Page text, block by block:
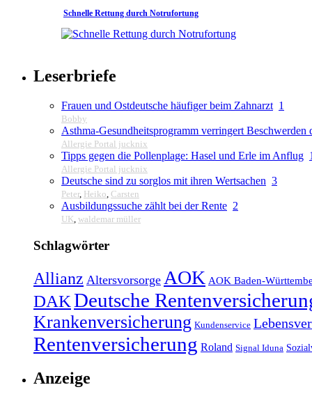
Schnelle Rettung durch Notrufortung
Leserbriefe
Frauen und Ostdeutsche häufiger beim Zahnarzt 1
Bobby
Asthma-Gesundheitsprogramm verringert Beschwerden
Allergie Portal jucknix
Tipps gegen die Pollenplage: Hasel und Erle im Anflug 1
Allergie Portal jucknix
Deutsche sind zu sorglos mit ihren Wertsachen 3
Peter, Heiko, Carsten
Ausbildungssuche zählt bei der Rente 2
UK, waldemar müller
Schlagwörter
Allianz Altersvorsorge AOK AOK Baden-
DAKDeutsche
Krankenversicherung Kundenservice
Rentenversicherung Roland Signal Iduna
Anzeige